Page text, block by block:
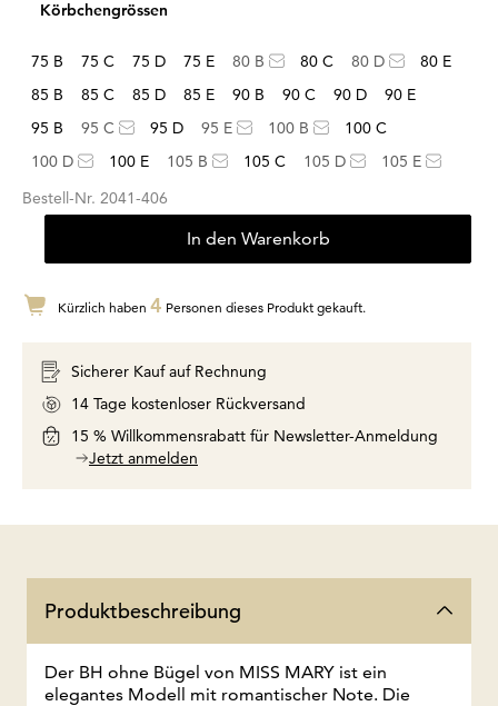
Körbchengrössen
75 B 75 C 75 D 75 E 80 B 80 C 80 D
80 E
85 B
85 C 85 D 85 E 90 B 90 C 90 D
90 E
95 B
95 C 95 D 95 E 100 B
100 C
100 D
100 E 105 B 105 C 105 D
105 E
Bestell-Nr. 2041-406
In den Warenkorb
Kürzlich haben 4 Personen dieses Produkt gekauft.
Sicherer Kauf auf Rechnung
14 Tage kostenloser Rückversand
15 % Willkommensrabatt für Newsletter-Anmeldung
Jetzt anmelden
Produktbeschreibung
Der BH ohne Bügel von MISS MARY ist ein
elegantes Modell mit romantischer Note. Die